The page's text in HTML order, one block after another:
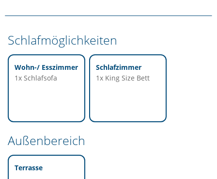
Schlafmöglichkeiten
Wohn-/ Esszimmer
1x Schlafsofa
Schlafzimmer
1x King Size Bett
Außenbereich
Terrasse